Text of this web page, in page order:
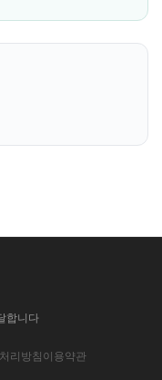
합니다
리방침 이용약관